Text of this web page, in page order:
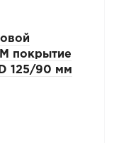
покрытие
125/90 мм